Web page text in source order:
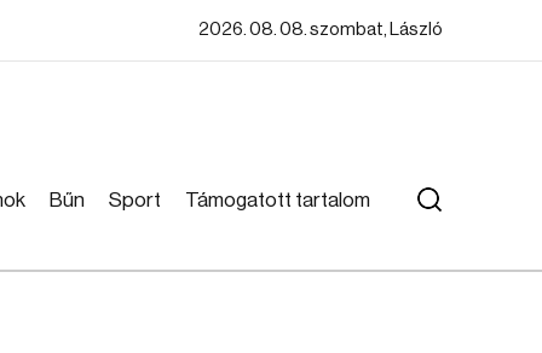
2026. 08. 08. szombat, László
Bűn Sport Támogatott tartalom